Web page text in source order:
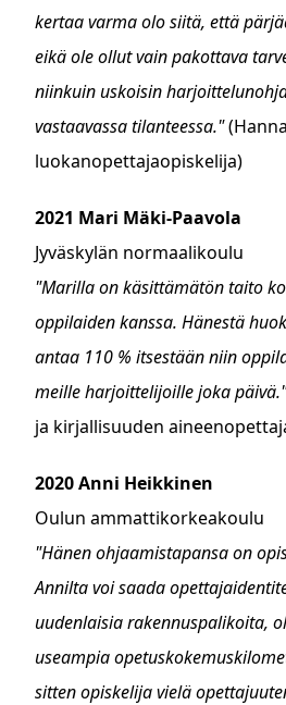
kertaa varma olo siitä, että
eikä ole ollut vain pakottava
niinkuin uskoisin
vastaavassa tilanteessa."
luokanopettajaopiskelija)
2021 Mari Mäki-Paavola
Jyväskylän normaalikoulu
"Marilla on käsittämätön taito
oppilaiden kanssa. Hänestä
antaa 110 % itsestään niin
meille harjoittelijoille joka päivä."
ja kirjallisuuden
2020 Anni Heikkinen
Oulun ammattikorkeakoulu
"Hänen ohjaamistapansa on
Annilta voi saada
uudenlaisia rakennuspalikoita,
useampia
sitten opiskelija vielä